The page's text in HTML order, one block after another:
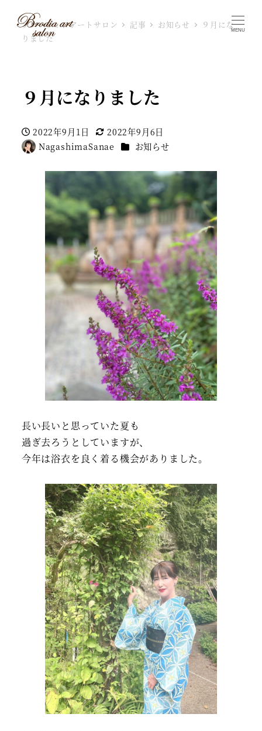
MENU
ブローディアアートサロン 記事 お知らせ
９月にな
りました
９月になりました
投稿日
2022年9月1日
更新日
2022年9月6日
著
NagashimaSanae カテゴリー
お知らせ
長い長いと思っていた夏も
過ぎ去ろうとしていますが、
今年は浴衣を良く着る機会がありました。